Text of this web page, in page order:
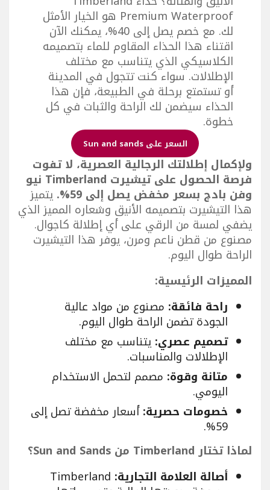
Premium Waterproof هو الخيار الأمثل
لك. مع خصم يصل إلى 40%، يمكنك الآن
اقتناء هذا الحذاء المقاوم للماء بتصميمه
الكلاسيكي الذي يتناسب مع مختلف
الإطلالات. سواء كنت تتجول في المدينة
أو تستمتع برحلة في الطبيعة، فإن هذا
الحذاء سيضمن لك الراحة والثبات في كل
خطوة.
السعر على Sun and sands
ولإكمال إطلالتك الرجالية العصرية، لا تفوت
فرصة الحصول على تيشيرت Timberland نيو
وفن بادج بسعر مخفض يصل إلى 59%. يتميز
هذا التيشيرت بتصميمه الأنيق وشعاره المميز الذي
يضفي لمسة من الرقي على أي إطلالة كاجوال.
مصنوع من قطن ناعم ومرن، يوفر هذا التيشيرت
الراحة طوال اليوم.
المميزات الرئيسية:
راحة فائقة: مصنوع من مواد عالية
الجودة تضمن الراحة طوال اليوم.
تصميم عصري: يتناسب مع مختلف
الإطلالات والمناسبات.
متانة وقوة: مصمم لتحمل الاستخدام
اليومي.
خصومات حصرية:أسعار مخفضة تصل إلى
59%.
لماذا تختار Timberland من Sun and Sands؟
أصالة العلامة التجارية: Timberland